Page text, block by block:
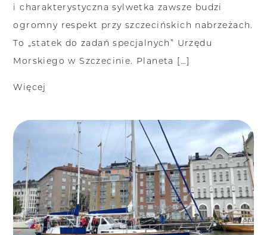
i charakterystyczna sylwetka zawsze budzi
ogromny respekt przy szczecińskich nabrzeżach.
To „statek do zadań specjalnych” Urzędu
Morskiego w Szczecinie. Planeta […]
Więcej